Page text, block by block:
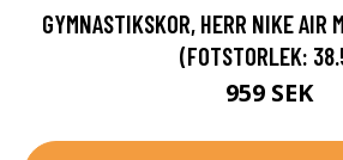
GYMNASTIKSKOR, HERR NIKE AIR
(FOTSTORLEK:
959 SEK